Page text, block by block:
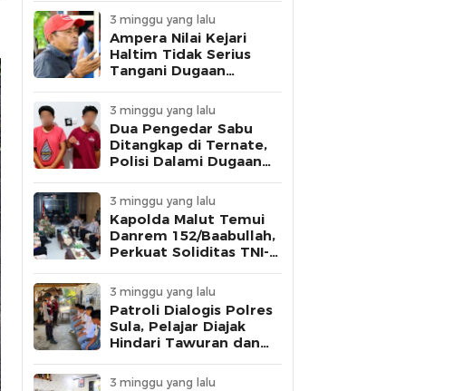
Tuntut Pelunasan
Utang Rp1 Miliar
3 minggu yang lalu
Ampera Nilai Kejari
Haltim Tidak Serius
Tangani Dugaan
Aksi Besar
3 minggu yang lalu
Dua Pengedar Sabu
Ditangkap di Ternate,
Polisi Dalami Dugaan
Binaan Lapas
3 minggu yang lalu
Kapolda Malut Temui
Danrem 152/Baabullah,
Perkuat Soliditas TNI-
Daerah
3 minggu yang lalu
Patroli Dialogis Polres
Sula, Pelajar Diajak
Hindari Tawuran dan
3 minggu yang lalu